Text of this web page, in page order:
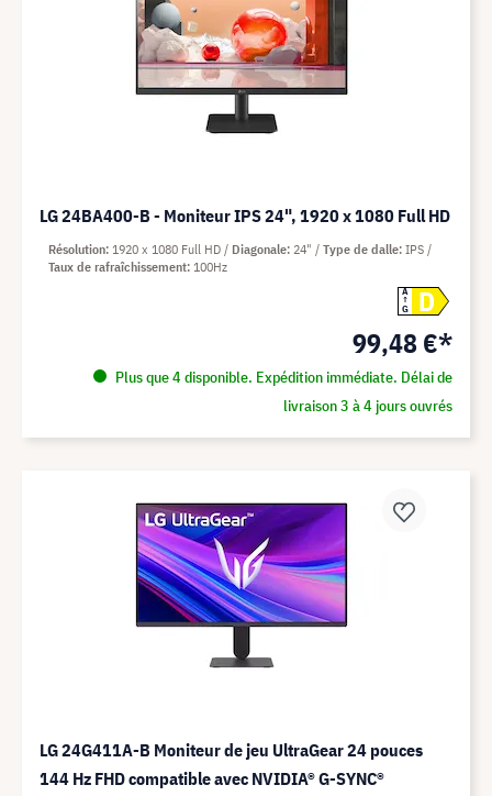
LG 24BA400-B - Moniteur IPS 24", 1920 x 1080 Full HD
A
G
D
99,48 €*
Plus que 4 disponible. Expédition immédiate. Délai de
livraison 3 à 4 jours ouvrés
Résolution 1920 x 1080 Full HD Diagonale 24" Type de dalle IPS
Taux de rafraîchissement 100Hz
LG 24G411A-B Moniteur de jeu UltraGear 24 pouces
144 Hz FHD compatible avec NVIDIA® G-SYNC®